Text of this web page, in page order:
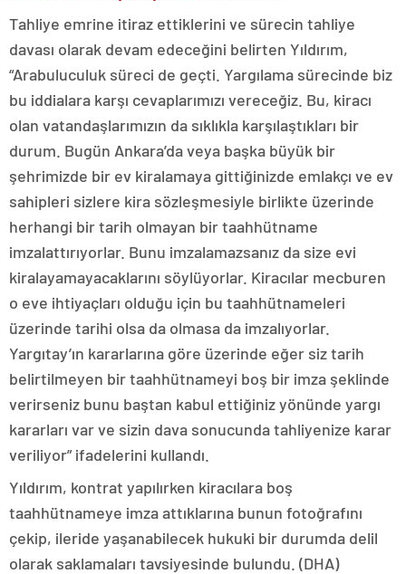
Tahliye emrine itiraz ettiklerini ve sürecin tahliye
davası olarak devam edeceğini belirten Yıldırım,
“Arabuluculuk süreci de geçti. Yargılama sürecinde biz
bu iddialara karşı cevaplarımızı vereceğiz. Bu, kiracı
olan vatandaşlarımızın da sıklıkla karşılaştıkları bir
durum. Bugün Ankara’da veya başka büyük bir
şehrimizde bir ev kiralamaya gittiğinizde emlakçı ve ev
sahipleri sizlere kira sözleşmesiyle birlikte üzerinde
herhangi bir tarih olmayan bir taahhütname
imzalattırıyorlar. Bunu imzalamazsanız da size evi
kiralayamayacaklarını söylüyorlar. Kiracılar mecburen
o eve ihtiyaçları olduğu için bu taahhütnameleri
üzerinde tarihi olsa da olmasa da imzalıyorlar.
Yargıtay’ın kararlarına göre üzerinde eğer siz tarih
belirtilmeyen bir taahhütnameyi boş bir imza şeklinde
verirseniz bunu baştan kabul ettiğiniz yönünde yargı
kararları var ve sizin dava sonucunda tahliyenize karar
veriliyor” ifadelerini kullandı.
Yıldırım, kontrat yapılırken kiracılara boş
taahhütnameye imza attıklarına bunun fotoğrafını
çekip, ileride yaşanabilecek hukuki bir durumda delil
olarak saklamaları tavsiyesinde bulundu. (DHA)